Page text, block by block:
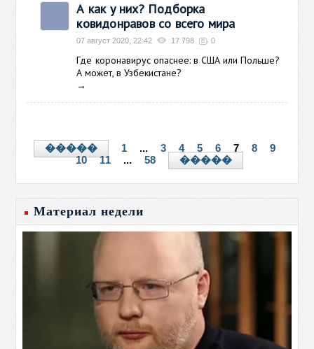
А как у них? Подборка
ковидонравов со всего мира
07 август 2020, 22:42 17 798 0
Где коронавирус опаснее: в США или Польше?
А может, в Узбекистане?
→
����� 1 ... 3 4 5 6 7 8
9
10
11 ... 58 �����
Материал недели